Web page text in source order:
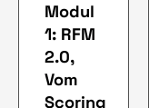
Modul
1: RFM
2.0,
Vom
Scoring